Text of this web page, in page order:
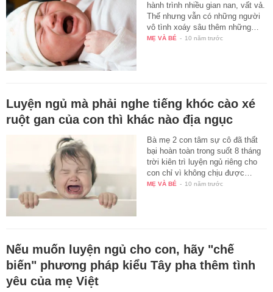
hành trình nhiều gian nan, vất vả.
Thế nhưng vẫn có những người
vô tình xoáy sâu thêm những…
MẸ VÀ BÉ - 10 năm trước
Luyện ngủ mà phải nghe tiếng khóc cào xé
ruột gan của con thì khác nào địa ngục
Bà mẹ 2 con tâm sự cô đã thất
bại hoàn toàn trong suốt 8 tháng
trời kiên trì luyện ngủ riêng cho
con chỉ vì không chịu được…
MẸ VÀ BÉ - 10 năm trước
Nếu muốn luyện ngủ cho con, hãy "chế
biến" phương pháp kiểu Tây pha thêm tình
yêu của mẹ Việt